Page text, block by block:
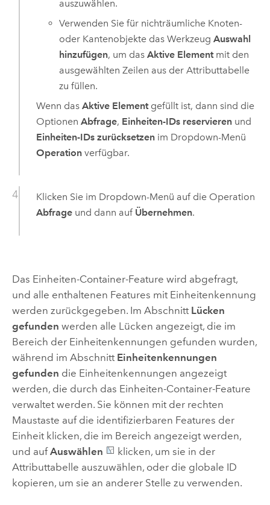
auszuwählen.
Verwenden Sie für nichträumliche Knoten-
oder Kantenobjekte das WerkzeugAuswahl
hinzufügen, um dasAktive Elementmit den
ausgewählten Zeilen aus der Attributtabelle
zu füllen.
Wenn das Aktive Elementgefüllt ist, dann sind die
Optionen Abfrage, Einheiten-IDs reservierenund
Einheiten-IDs zurücksetzenim Dropdown-Menü
Operationverfügbar.
Klicken Sie im Dropdown-Menü auf die Operation
Abfrageund dann auf Übernehmen.
Das Einheiten-Container-Feature wird abgefragt,
und alle enthaltenen Features mit Einheitenkennung
werden zurückgegeben. Im Abschnitt Lücken
gefunden werden alle Lücken angezeigt, die im
Bereich der Einheitenkennungen gefunden wurden,
während im Abschnitt Einheitenkennungen
gefunden die Einheitenkennungen angezeigt
werden, die durch das Einheiten-Container-Feature
verwaltet werden. Sie können mit der rechten
Maustaste auf die identifizierbaren Features der
Einheit klicken, die im Bereich angezeigt werden,
und aufAuswählen
klicken, um sie in der
Attributtabelle auszuwählen, oder die globale ID
kopieren, um sie an anderer Stelle zu verwenden.